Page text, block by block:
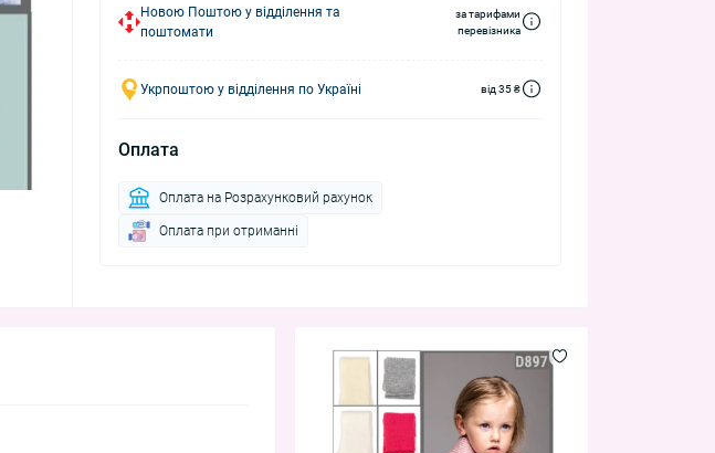
Новою Поштою у відділення та
поштомати
за тарифами
перевізника
Укрпоштою у відділення по Україні від 35 ₴
Оплата
Оплата на Розрахунковий рахунок
Оплата при отриманні